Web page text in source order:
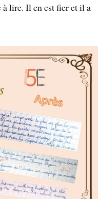
à lire. Il en est fier et il a